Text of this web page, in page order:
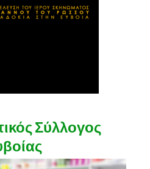
Σύλλογος